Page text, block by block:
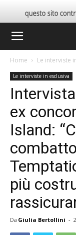
Home Le interviste
Le interviste in esclusiva
ex
Island:
più
Da Giulia Bertollini -